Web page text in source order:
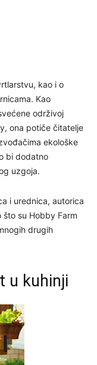
kao i o
Kao
održivoj
ona potiče čitatelje
ekološke
bi dodatno
uzgoja.
i urednica, autorica
što su Hobby Farm
drugih
u kuhinji